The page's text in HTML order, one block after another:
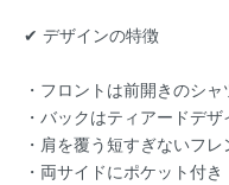
✔︎ デザインの特徴
・フロントは前開きのシ
・バックはティアードデザ
・肩を覆う短すぎないフ
・両サイドにポケット付き